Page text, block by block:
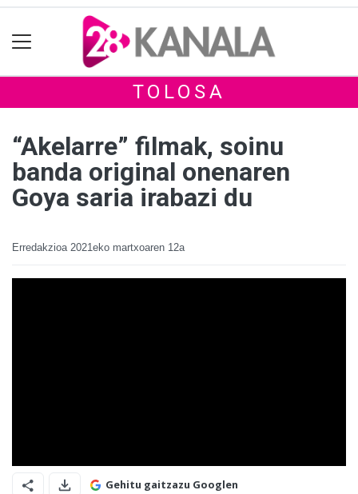
TOLOSA
“Akelarre” filmak, soinu
banda original onenaren
Goya saria irabazi du
Erredakzioa 2021eko martxoaren 12a
Gehitu gaitzazu Googlen